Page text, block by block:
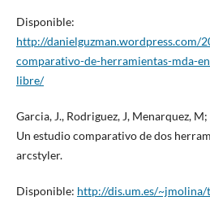
Disponible:
http://danielguzman.wordpress.com/
comparativo-de-herramientas-mda-
libre/
Garcia, J., Rodriguez, J, Menarquez,
Un estudio comparativo de dos
arcstyler.
Disponible: http://dis.um.es/~jmolina/